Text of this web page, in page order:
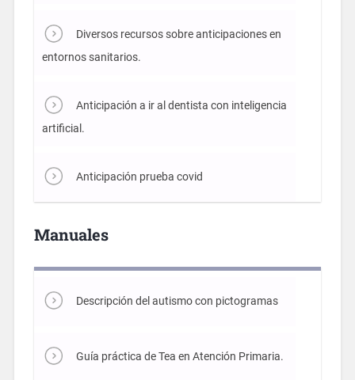
Diversos recursos sobre anticipaciones en
entornos sanitarios.
Anticipación a ir al dentista con inteligencia
artificial.
Anticipación prueba covid
Manuales
Descripción del autismo con pictogramas
Guía práctica de Tea en Atención Primaria.